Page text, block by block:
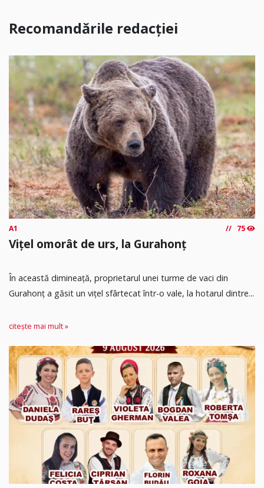
Recomandările redacției
A1 75
Vițel omorât de urs, la Gurahonț
În această dimineață, proprietarul unei turme de vaci din
Gurahonț a găsit un vițel sfârtecat într-o vale, la hotarul dintre...
citește mai mult »